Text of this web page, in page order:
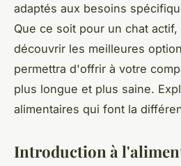
adaptés aux besoins
Que ce soit pour un chat
découvrir les meilleures
permettra d'offrir à votre
plus longue et plus saine.
alimentaires qui font la
Introduction à